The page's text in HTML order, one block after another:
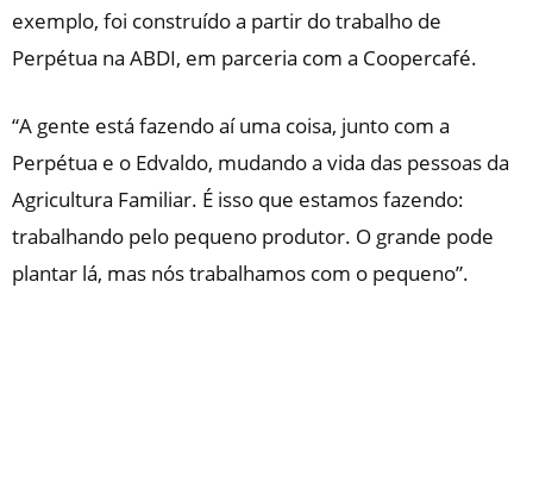
exemplo, foi construído a partir do trabalho de
Perpétua na ABDI, em parceria com a Coopercafé.
“A gente está fazendo aí uma coisa, junto com a
Perpétua e o Edvaldo, mudando a vida das pessoas da
Agricultura Familiar. É isso que estamos fazendo:
trabalhando pelo pequeno produtor. O grande pode
plantar lá, mas nós trabalhamos com o pequeno”.